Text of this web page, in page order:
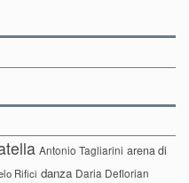
Antonio Tagliarini arena di
Rifici danza Daria Deflorian